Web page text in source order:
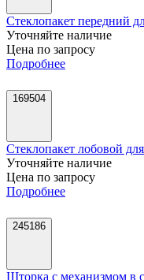
Стеклопакет передний
Уточняйте наличие
Цена по запросу
Подробнее
169504
Стеклопакет лобовой
Уточняйте наличие
Цена по запросу
Подробнее
245186
Шторка с механизмом в